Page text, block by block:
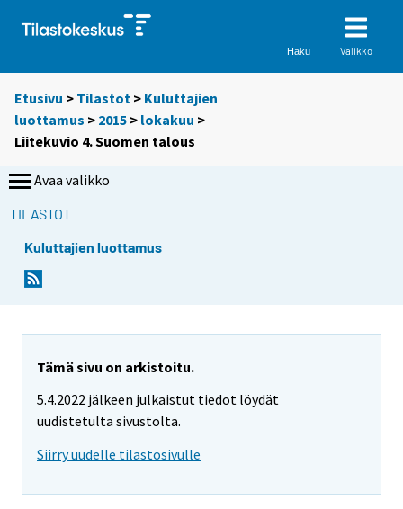
Haku Valikko
Etusivu > Tilastot > Kuluttajien
luottamus > 2015 > lokakuu >
Liitekuvio 4. Suomen talous
Avaa valikko
TILASTOT
Kuluttajien luottamus
Tämä sivu on arkistoitu.
5.4.2022 jälkeen julkaistut tiedot löydät
uudistetulta sivustolta.
Siirry uudelle tilastosivulle